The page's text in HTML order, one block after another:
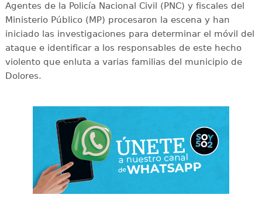
Agentes de la Policía Nacional Civil (PNC) y fiscales del
Ministerio Público (MP) procesaron la escena y han
iniciado las investigaciones para determinar el móvil del
ataque e identificar a los responsables de este hecho
violento que enluta a varias familias del municipio de
Dolores.